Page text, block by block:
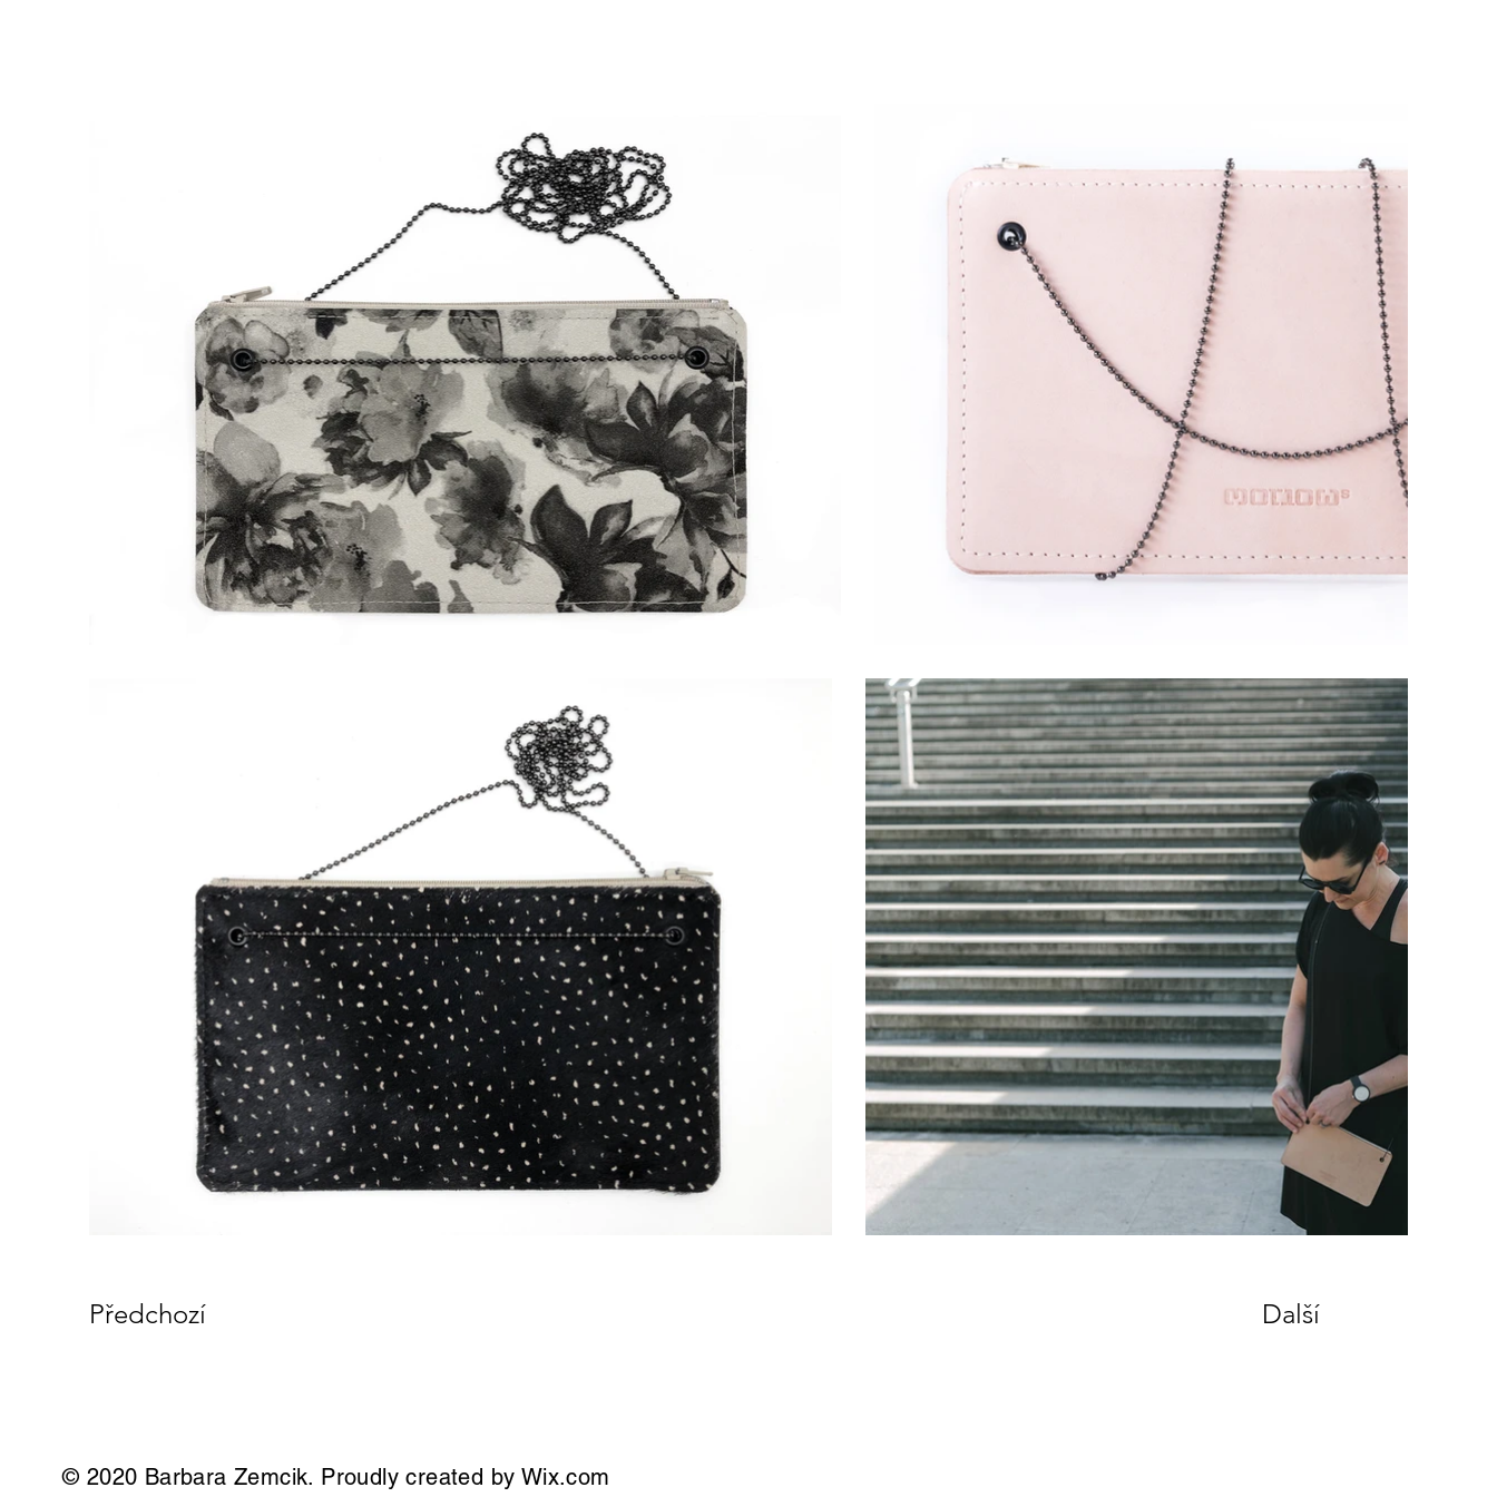
Předchozí Další
© 2020 Barbara Zemcik. Proudly created by Wix.com